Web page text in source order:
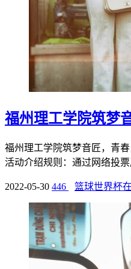
福州理工学院筑梦
福州理工学院筑梦音匠，青
活动介绍规则：通过网络投票
2022-05-30 446 篮球世界杯